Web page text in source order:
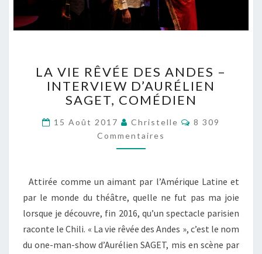
VIE
RÊVÉE
DES
–
INTERVIEW
D’AURÉLIEN
COMÉDIEN
LA VIE RÊVÉE DES ANDES –
INTERVIEW D’AURÉLIEN
SAGET, COMÉDIEN
15 Août 2017 Christelle Commentaires
8 309
Commentaires
Attirée comme un aimant par l’Amérique Latine et
par le monde du théâtre, quelle ne fut pas ma joie
lorsque je découvre, fin 2016, qu’un spectacle parisien
raconte le Chili. « La vie rêvée des Andes », c’est le nom
du one-man-show d’Aurélien SAGET, mis en scène par